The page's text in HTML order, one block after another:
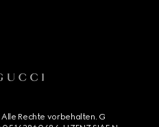
Rechte vorbehalten. G